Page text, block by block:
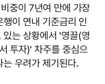
중이 7년여 만에 가장
이 연내 기준금리 인
는 상황에서 '영끌(영
투자)' 차주를 중심으
우려가 제기된다.